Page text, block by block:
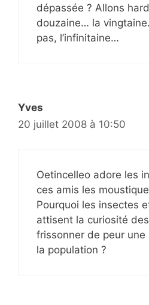
dépassée ? Allons
douzaine… la
pas, l’infinitaine…
Yves
20 juillet 2008 à 10:50
Oetincelleo adore les
ces amis les
Pourquoi les insectes
attisent la curiosité
frissonner de peur
la population ?